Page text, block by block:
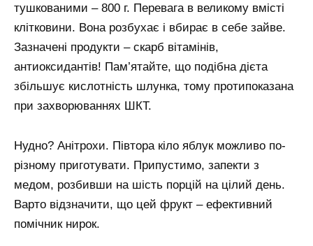
тушкованими – 800 г. Перевага в великому вмісті
клітковини. Вона розбухає і вбирає в себе зайве.
Зазначені продукти – скарб вітамінів,
антиоксидантів! Пам’ятайте, що подібна дієта
збільшує кислотність шлунка, тому протипоказана
при захворюваннях ШКТ.
Нудно? Анітрохи. Півтора кіло яблук можливо по-
різному приготувати. Припустимо, запекти з
медом, розбивши на шість порцій на цілий день.
Варто відзначити, що цей фрукт – ефективний
помічник нирок.